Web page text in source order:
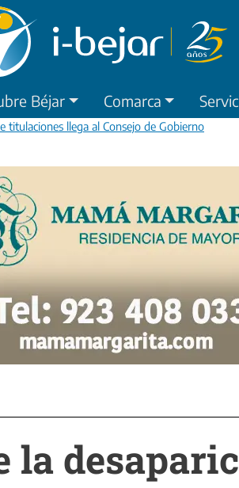
Béjar Comarca
titulaciones llega al Consejo de Gobierno
la